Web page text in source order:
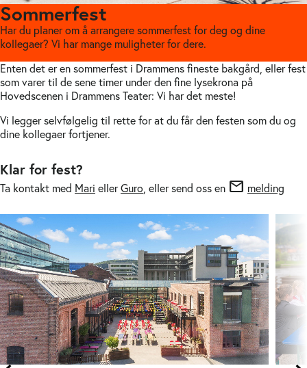
Sommerfest
Har du planer om å arrangere sommerfest for deg og dine
kollegaer? Vi har mange muligheter for dere.
Enten det er en sommerfest i Drammens fineste bakgård, eller fest
som varer til de sene timer under den fine lysekrona på
Hovedscenen i Drammens Teater: Vi har det meste!
Vi legger selvfølgelig til rette for at du får den festen som du og
dine kollegaer fortjener.
Klar for fest?
Ta kontakt med Mari ellerGuro, eller send oss en mail melding